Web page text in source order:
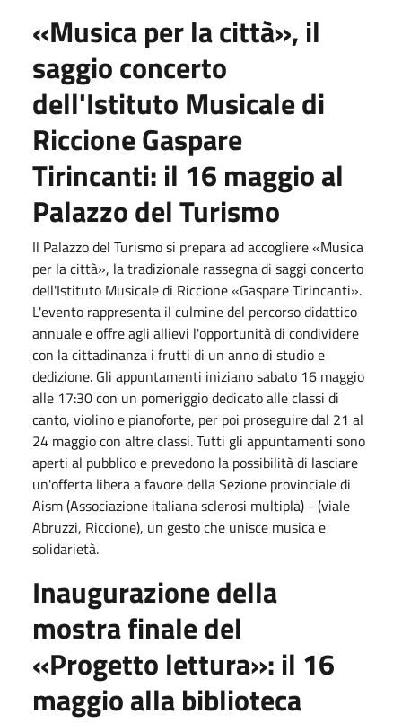
«Musica per la città», il
saggio concerto
dell'Istituto Musicale di
Riccione Gaspare
Tirincanti: il 16 maggioal
Palazzo del Turismo
Il Palazzo del Turismo si prepara ad accogliere «Musica
per la città», la tradizionale rassegna di saggi concerto
dell'Istituto Musicale di Riccione «Gaspare Tirincanti».
L'evento rappresenta il culmine del percorso didattico
annuale e offre agli allievi l'opportunità di condividere
con la cittadinanza i frutti di un anno di studio e
dedizione. Gli appuntamenti inizianosabato 16 maggio
alle 17:30con un pomeriggio dedicato alle classi di
canto, violino e pianoforte, per poi proseguire dal 21 al
24 maggiocon altre classi. Tutti gli appuntamenti sono
aperti al pubblico e prevedono la possibilità di lasciare
un'offerta libera a favore della Sezione provinciale di
Aism (Associazione italiana sclerosi multipla) - (viale
Abruzzi, Riccione), un gesto che unisce musica e
solidarietà.
Inaugurazione della
mostra finale del
«Progetto lettura»: il 16
maggioalla biblioteca